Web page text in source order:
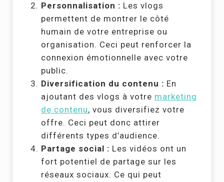
Personnalisation : Les vlogs
permettent de montrer le côté
humain de votre entreprise ou
organisation. Ceci peut renforcer la
connexion émotionnelle avec votre
public.
Diversification du contenu : En
ajoutant des vlogs à votre marketing
de contenu, vous diversifiez votre
offre. Ceci peut donc attirer
différents types d’audience.
Partage social : Les vidéos ont un
fort potentiel de partage sur les
réseaux sociaux. Ce qui peut